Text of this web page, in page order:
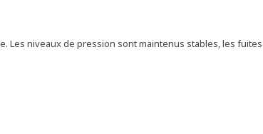
niveaux de pression sont maintenus stables, les